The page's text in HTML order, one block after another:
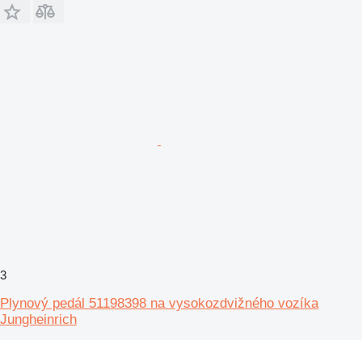
3
Plynový pedál 51198398 na vysokozdvižného vozíka
Jungheinrich